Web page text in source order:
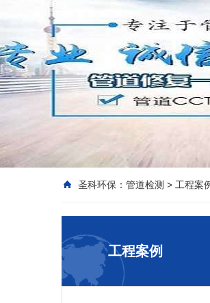
圣科环保： 管道检测 > 工程案
工程案例